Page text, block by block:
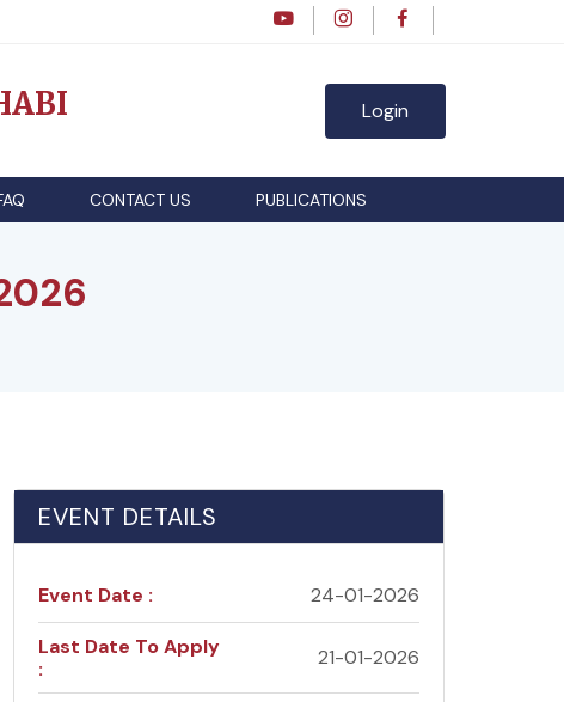
Login
CONTACT US PUBLICATIONS
EVENT DETAILS
Event Date : 24-01-2026
Last Date To Apply
:
21-01-2026